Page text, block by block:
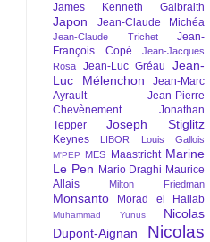
James Kenneth Galbraith
Japon Jean-Claude Michéa
Jean-Claude Trichet
Jean-
François Copé
Jean-Jacques
Rosa
Jean-Luc Gréau
Jean-
Luc Mélenchon
Jean-Marc
Ayrault
Jean-Pierre
Chevènement
Jonathan
Tepper
Joseph Stiglitz
Keynes LIBOR Louis Gallois
M'PEP MES Maastricht Marine
Le Pen Mario Draghi Maurice
Allais
Milton Friedman
Monsanto Morad el Hallab
Muhammad Yunus
Nicolas
Dupont-Aignan
Nicolas